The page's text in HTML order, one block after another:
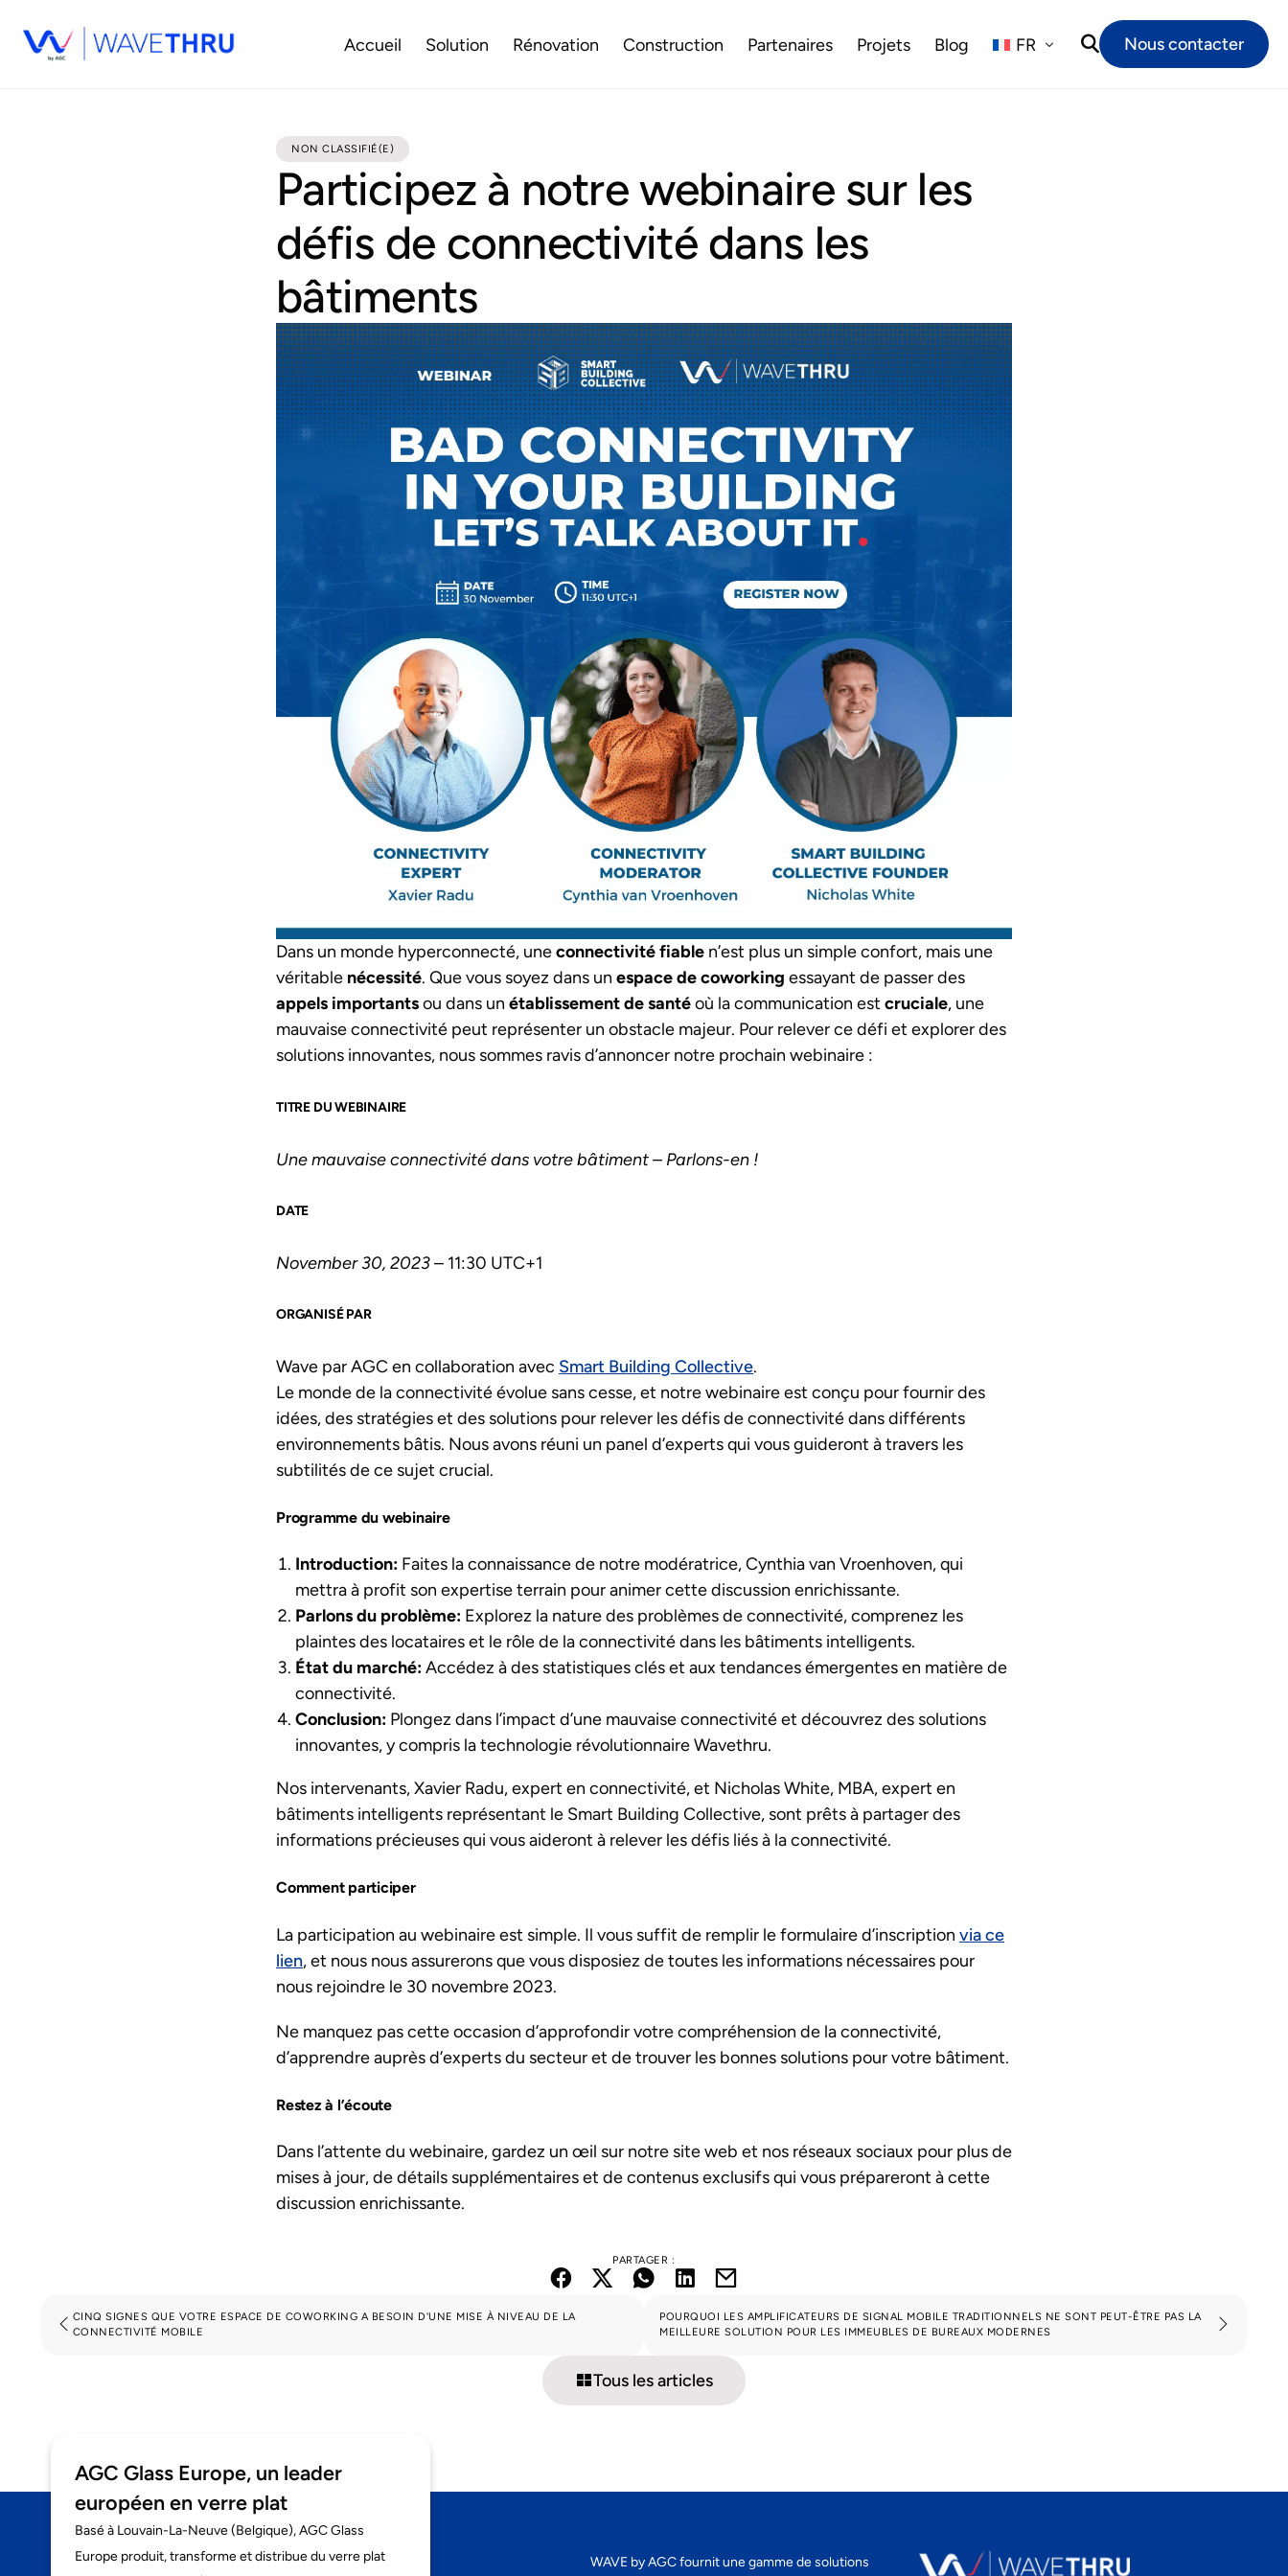
Accueil Solution Rénovation Construction Partenaires Projets Blog FR Nous contacter
NON CLASSIFIÉ(E)
Participez à notre webinaire sur les
défis de connectivité dans les
bâtiments
Dans un monde hyperconnecté, uneconnectivité fiable n’est plus un simple confort, mais une
véritable nécessité. Que vous soyez dans un espace de coworking essayant de passer des
appels importantsou dans un établissement de santéoù la communication est cruciale, une
mauvaise connectivité peut représenter un obstacle majeur. Pour relever ce défi et explorer des
solutions innovantes, nous sommes ravis d’annoncer notre prochain webinaire :
TITRE DU WEBINAIRE
Une mauvaise connectivité dans votre bâtiment – Parlons-en !
DATE
November 30, 2023– 11:30 UTC+1
ORGANISÉ PAR
Wave par AGC en collaboration avec Smart Building Collective.
Le monde de la connectivité évolue sans cesse, et notre webinaire est conçu pour fournir des
idées, des stratégies et des solutions pour relever les défis de connectivité dans différents
environnements bâtis. Nous avons réuni un panel d’experts qui vous guideront à travers les
subtilités de ce sujet crucial.
Programme du webinaire
Introduction:Faites la connaissance de notre modératrice, Cynthia van Vroenhoven, qui
mettra à profit son expertise terrain pour animer cette discussion enrichissante.
Parlons du problème: Explorez la nature des problèmes de connectivité, comprenez les
plaintes des locataires et le rôle de la connectivité dans les bâtiments intelligents.
État du marché:Accédez à des statistiques clés et aux tendances émergentes en matière de
connectivité.
Conclusion:Plongez dans l’impact d’une mauvaise connectivité et découvrez des solutions
innovantes, y compris la technologie révolutionnaire Wavethru.
Nos intervenants, Xavier Radu, expert en connectivité, et Nicholas White, MBA, expert en
bâtiments intelligents représentant le Smart Building Collective, sont prêts à partager des
informations précieuses qui vous aideront à relever les défis liés à la connectivité.
Comment participer
La participation au webinaire est simple. Il vous suffit de remplir le formulaire d’inscription via ce
lien, et nous nous assurerons que vous disposiez de toutes les informations nécessaires pour
nous rejoindre le 30 novembre 2023.
Ne manquez pas cette occasion d’approfondir votre compréhension de la connectivité,
d’apprendre auprès d’experts du secteur et de trouver les bonnes solutions pour votre bâtiment.
Restez à l’écoute
Dans l’attente du webinaire, gardez un œil sur notre site web et nos réseaux sociaux pour plus de
mises à jour, de détails supplémentaires et de contenus exclusifs qui vous prépareront à cette
discussion enrichissante.
PARTAGER :
CINQ SIGNES QUE VOTRE ESPACE DE COWORKING A BESOIN D'UNE MISE À NIVEAU DE LA
CONNECTIVITÉ MOBILE
POURQUOI LES AMPLIFICATEURS DE SIGNAL MOBILE TRADITIONNELS NE SONT PEUT-ÊTRE PAS LA
MEILLEURE SOLUTION POUR LES IMMEUBLES DE BUREAUX MODERNES
Tous les articles
AGC Glass Europe, un leader
européen en verre plat
Basé à Louvain-La-Neuve (Belgique), AGC Glass
Europe produit, transforme et distribue du verre plat
WAVE by AGC fournit une gamme de solutions